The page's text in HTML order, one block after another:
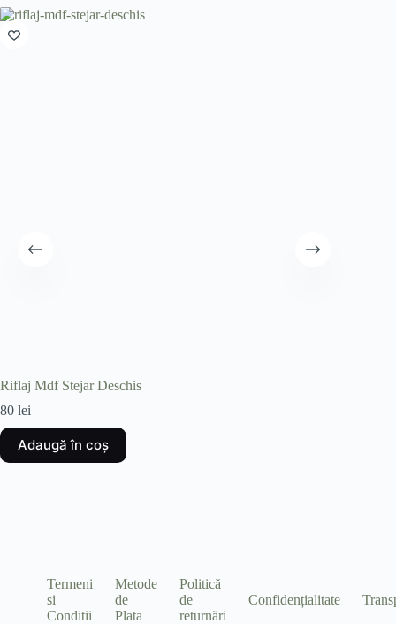
Riflaj Mdf Stejar Deschis
80 lei
Adaugă în coș
Termeni
si
Conditii
Metode
de
Plata
Politică
de
returnări
Confidențialitate